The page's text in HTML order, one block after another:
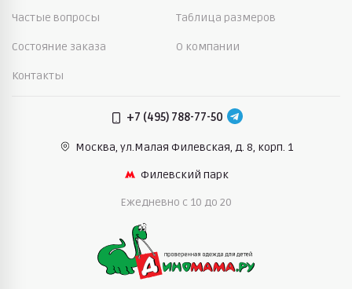
Частые вопросы Таблица размеров
Состояние заказа О компании
Контакты
+7 (495) 788-77-50
Москва, ул.Малая Филевская, д. 8, корп. 1
Филевский парк
Ежедневно c 10 до 20